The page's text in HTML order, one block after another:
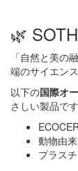
🌿
「自然と美の
端のサイエン
以下の国際オ
さしい製品です
動物由
プラス